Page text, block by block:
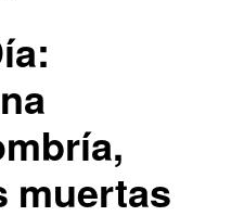
muertas